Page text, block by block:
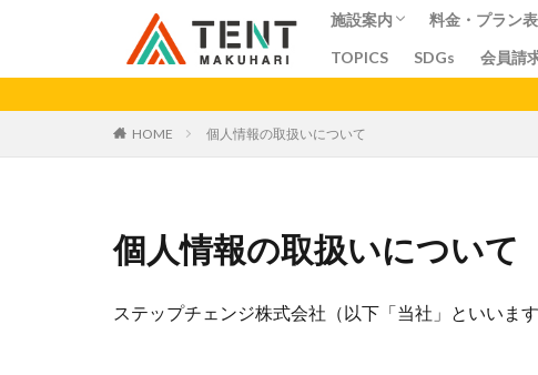
施設案内
コワーキングスペース
シェアオフィス
シェアキッチン
会議室
料金・プラン表
TOPICS
SDGs 会員請
HOME 個人情報の取扱いについて
個人情報の取扱いについて
ステップチェンジ株式会社（以下「当社」といいま
カテゴリー